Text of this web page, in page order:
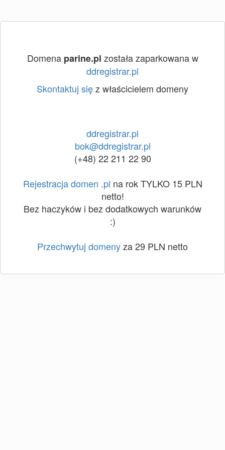
Domena parine.pl została zaparkowana w
ddregistrar.pl
Skontaktuj sięz właścicielem domeny
ddregistrar.pl
bok@ddregistrar.pl
(+48) 22 211 22 90
Rejestracja domen .pl na rok TYLKO 15 PLN
netto!
Bez haczyków i bez dodatkowych warunków
:)
Przechwytuj domenyza 29 PLN netto